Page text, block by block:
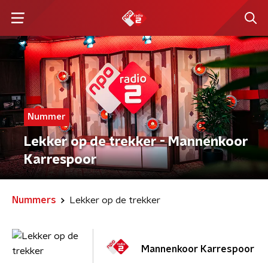
Nummer
Lekker op de trekker - Mannenkoor
Karrespoor
Nummers Lekker op de trekker
Mannenkoor Karrespoor